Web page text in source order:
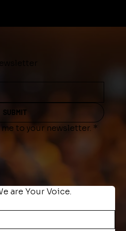
SUBMIT
to your newsletter. *
are Your Voice.